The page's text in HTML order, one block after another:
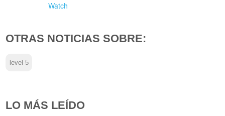
Watch
OTRAS NOTICIAS SOBRE:
level 5
LO MÁS LEÍDO